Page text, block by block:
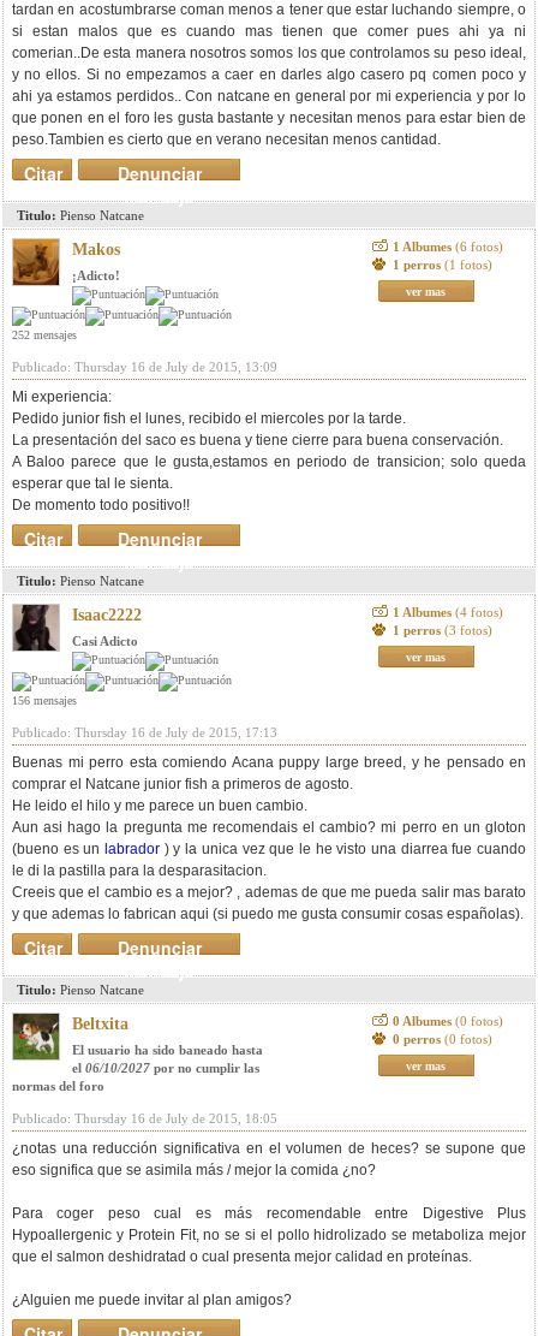
tardan en acostumbrarse coman menos a tener que estar luchando siempre, o
si estan malos que es cuando mas tienen que comer pues ahi ya ni
comerian..De esta manera nosotros somos los que controlamos su peso ideal,
y no ellos. Si no empezamos a caer en darles algo casero pq comen poco y
ahi ya estamos perdidos.. Con natcane en general por mi experiencia y por lo
que ponen en el foro les gusta bastante y necesitan menos para estar bien de
peso.Tambien es cierto que en verano necesitan menos cantidad.
Denunciar
mensaje
Citar
Titulo: Pienso Natcane
Makos
¡Adicto!
252 mensajes
1 Albumes (6 fotos)
1 perros (1 fotos)
ver mas
Publicado: Thursday 16 de July de 2015, 13:09
Mi experiencia:
Pedido junior fish el lunes, recibido el miercoles por la tarde.
La presentación del saco es buena y tiene cierre para buena conservación.
A Baloo parece que le gusta,estamos en periodo de transicion; solo queda
esperar que tal le sienta.
De momento todo positivo!!
Denunciar
mensaje
Citar
Titulo: Pienso Natcane
Isaac2222
Casi Adicto
156 mensajes
1 Albumes (4 fotos)
1 perros (3 fotos)
ver mas
Publicado: Thursday 16 de July de 2015, 17:13
Buenas mi perro esta comiendo Acana puppy large breed, y he pensado en
comprar el Natcane junior fish a primeros de agosto.
He leido el hilo y me parece un buen cambio.
Aun asi hago la pregunta me recomendais el cambio? mi perro en un gloton
(bueno es un labrador ) y la unica vez que le he visto una diarrea fue cuando
le di la pastilla para la desparasitacion.
Creeis que el cambio es a mejor? , ademas de que me pueda salir mas barato
y que ademas lo fabrican aqui (si puedo me gusta consumir cosas españolas).
Denunciar
mensaje
Citar
Titulo: Pienso Natcane
Beltxita
El usuario ha sido baneado hasta
el 06/10/2027 por no cumplir las
normas del foro
0 Albumes (0 fotos)
0 perros (0 fotos)
ver mas
Publicado: Thursday 16 de July de 2015, 18:05
¿notas una reducción significativa en el volumen de heces? se supone que
eso significa que se asimila más / mejor la comida ¿no?
Para coger peso cual es más recomendable entre Digestive Plus
Hypoallergenic y Protein Fit, no se si el pollo hidrolizado se metaboliza mejor
que el salmon deshidratad o cual presenta mejor calidad en proteínas.
¿Alguien me puede invitar al plan amigos?